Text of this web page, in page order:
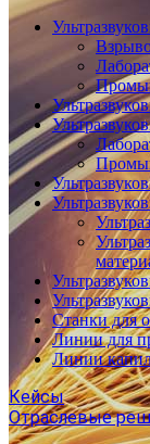
Станки для
Линии для
Линии
Кейсы
Отраслевые